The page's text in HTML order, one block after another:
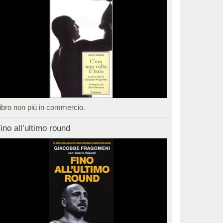
non più in commercio.
all’ultimo round